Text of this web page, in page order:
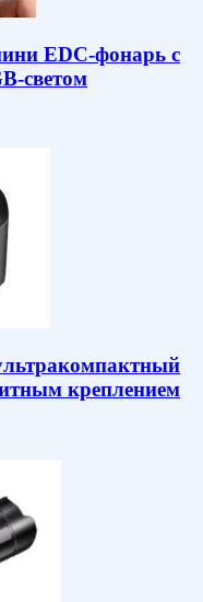
EDC-фонарь с
светом
креплением